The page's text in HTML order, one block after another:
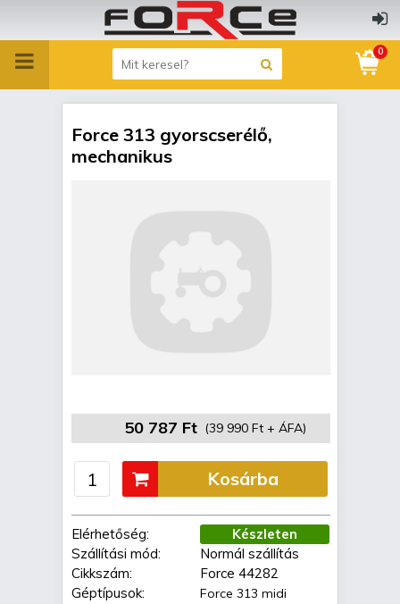
0
Force 313 gyorscserélő,
mechanikus
50 787 Ft (39 990 Ft + ÁFA)
Elérhetőség:
Készleten
Szállítási mód:
Normál szállítás
Cikkszám:
Force 44282
Géptípusok:
Force 313 midi
Kosárba